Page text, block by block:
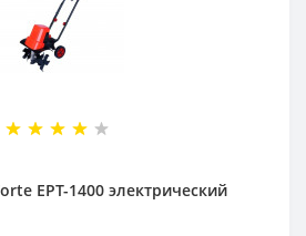
EPT-1400 электрический